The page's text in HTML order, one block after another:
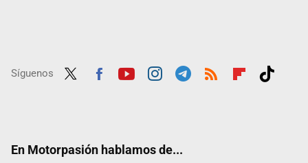
Síguenos
En Motorpasión hablamos de...